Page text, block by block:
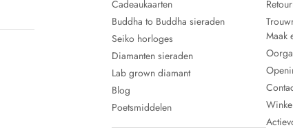
Cadeaukaarten
Buddha to Buddha sieraden
Seiko horloges
Diamanten sieraden
Lab grown diamant
Blog
Poetsmiddelen
Maak